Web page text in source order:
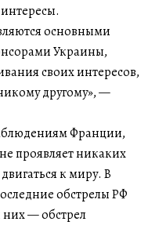
основными
Украины,
своих интересов,
другому», —
Франции,
проявляет никаких
к миру. В
обстрелы РФ
— обстрел